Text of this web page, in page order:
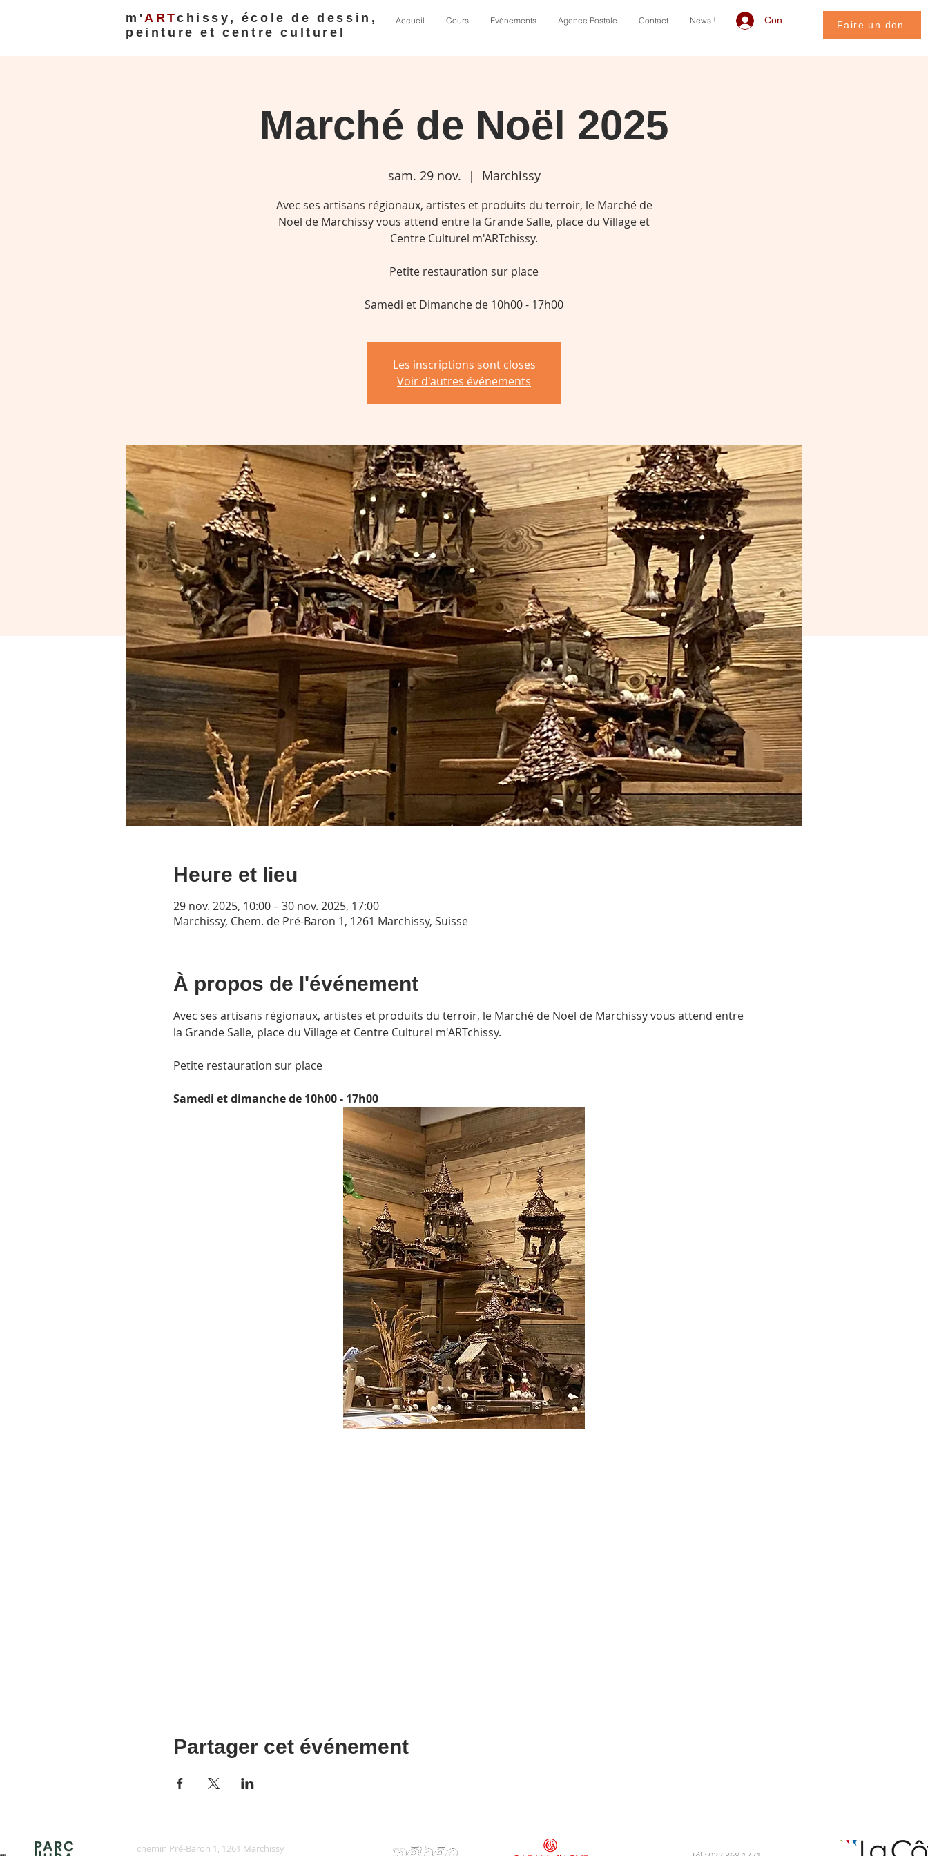
m'ARTchissy, école de dessin,
peinture et centre culturel
Accueil Cours Evènements Agence Postale Contact News ! Connexion Faire un don
Marché de Noël 2025
sam. 29 nov.
  |
Marchissy
Avec ses artisans régionaux, artistes et produits du terroir, le Marché de
Noël de Marchissy vous attend entre la Grande Salle, place du Village et
Centre Culturel m'ARTchissy.
Petite restauration sur place
Samedi et Dimanche de 10h00 - 17h00
Les inscriptions sont closes
Voir d'autres événements
Heure et lieu
29 nov. 2025, 10:00 – 30 nov. 2025, 17:00
Marchissy, Chem. de Pré-Baron 1, 1261 Marchissy, Suisse
À propos de l'événement
Avec ses artisans régionaux, artistes et produits du terroir, le Marché de Noël de Marchissy vous attend entre
la Grande Salle, place du Village et Centre Culturel m'ARTchissy.
Petite restauration sur place
Samedi et dimanche de 10h00 - 17h00
Partager cet événement
chemin Pré-Baron 1, 1261 Marchissy